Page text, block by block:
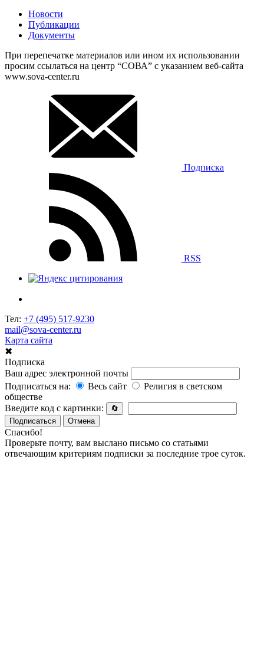
Новости
Публикации
Документы
При перепечатке материалов или ином их использовании
просим ссылаться на центр “СОВА” с указанием веб-сайта
www.sova-center.ru
Подписка
RSS
Тел: +7 (495) 517-9230
mail@sova-center.ru
Карта сайта
✖
Подписка
Ваш адрес электронной почты
Подписаться на:
Весь сайт
Религия в светском
обществе
Введите код с картинки:
🔄
Подписаться
Отмена
Спасибо!
Проверьте почту, вам выслано письмо со статьями
отвечающим критериям подписки за последние трое суток.